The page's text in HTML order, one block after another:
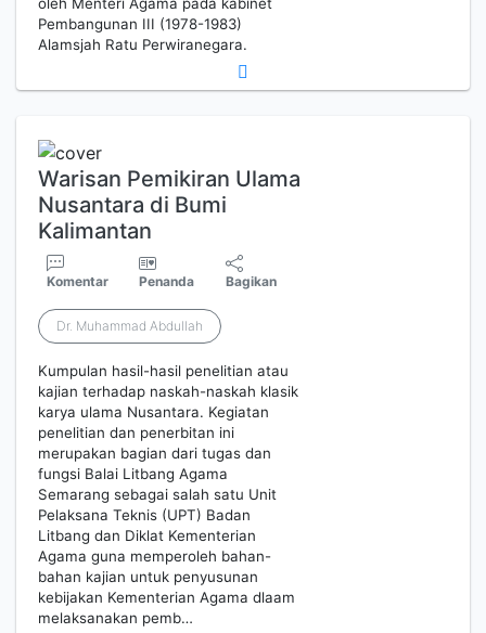
oleh Menteri Agama pada kabinet
Pembangunan III (1978-1983)
Alamsjah Ratu Perwiranegara.
Warisan Pemikiran Ulama
Nusantara di Bumi
Kalimantan
Komentar Penanda Bagikan
Dr. Muhammad Abdullah
Kumpulan hasil-hasil penelitian atau
kajian terhadap naskah-naskah klasik
karya ulama Nusantara. Kegiatan
penelitian dan penerbitan ini
merupakan bagian dari tugas dan
fungsi Balai Litbang Agama
Semarang sebagai salah satu Unit
Pelaksana Teknis (UPT) Badan
Litbang dan Diklat Kementerian
Agama guna memperoleh bahan-
bahan kajian untuk penyusunan
kebijakan Kementerian Agama dlaam
melaksanakan pemb…